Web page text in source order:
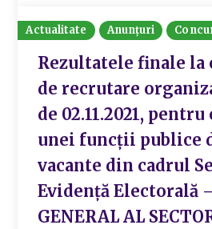
Actualitate Anunțuri
Rezultatele finale la
de recrutare
de 02.11.2021,
unei funcții publice
vacante din cadrul
Evidență Electorală –
GENERAL AL